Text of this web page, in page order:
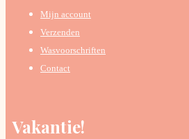
Mijn account
Verzenden
Wasvoorschriften
Contact
Vakantie!